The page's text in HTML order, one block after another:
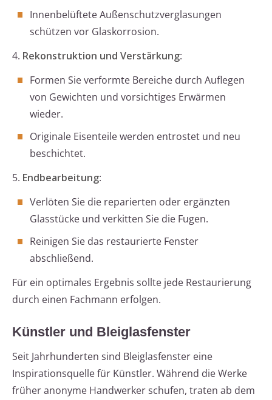
Innenbelüftete Außenschutzverglasungen
schützen vor Glaskorrosion.
4. Rekonstruktion und Verstärkung:
Formen Sie verformte Bereiche durch Auflegen
von Gewichten und vorsichtiges Erwärmen
wieder.
Originale Eisenteile werden entrostet und neu
beschichtet.
5. Endbearbeitung:
Verlöten Sie die reparierten oder ergänzten
Glasstücke und verkitten Sie die Fugen.
Reinigen Sie das restaurierte Fenster
abschließend.
Für ein optimales Ergebnis sollte jede Restaurierung
durch einen Fachmann erfolgen.
Künstler und Bleiglasfenster
Seit Jahrhunderten sind Bleiglasfenster eine
Inspirationsquelle für Künstler. Während die Werke
früher anonyme Handwerker schufen, traten ab dem